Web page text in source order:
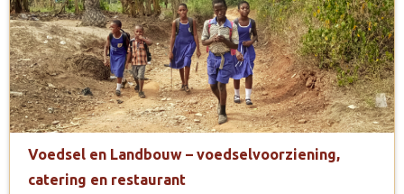
Voedsel en Landbouw – voedselvoorziening,
catering en restaurant